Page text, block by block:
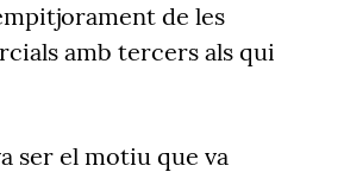
de les
amb tercers als qui
ser el motiu que va